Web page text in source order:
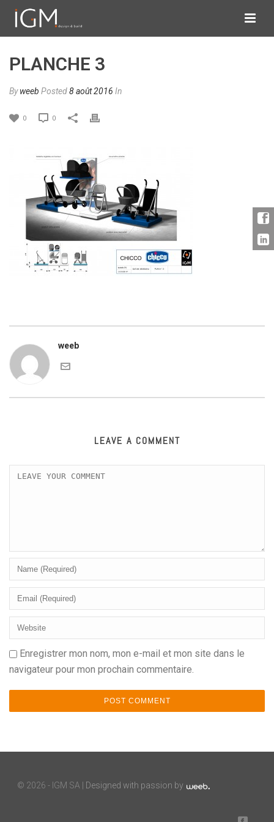
PLANCHE 3
Byweeb Posted8 août 2016 In
0 0
weeb
LEAVE A COMMENT
Enregistrer mon nom, mon e-mail et mon site dans le
navigateur pour mon prochain commentaire.
© 2026 - IGM SA | Designed with passion by